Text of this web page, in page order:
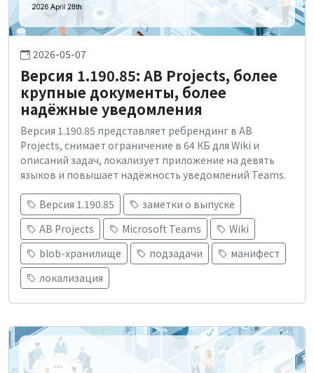
2026-05-07
Версия 1.190.85: AB Projects, более
крупные документы, более
надёжные уведомления
Версия 1.190.85 представляет ребрендинг в AB
Projects, снимает ограничение в 64 КБ для Wiki и
описаний задач, локализует приложение на девять
языков и повышает надёжность уведомлений Teams.
Версия 1.190.85
заметки о выпуске
AB Projects
Microsoft Teams
Wiki
blob-хранилище
подзадачи
манифест
локализация